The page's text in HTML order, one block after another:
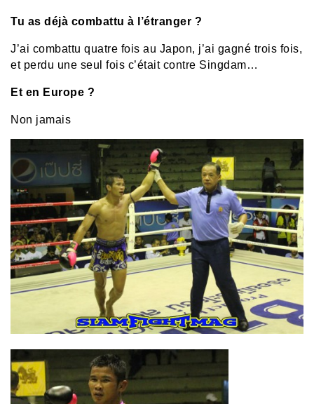
Tu as déjà combattu à l’étranger ?
J’ai combattu quatre fois au Japon, j’ai gagné trois fois,
et perdu une seul fois c’était contre Singdam…
Et en Europe ?
Non jamais